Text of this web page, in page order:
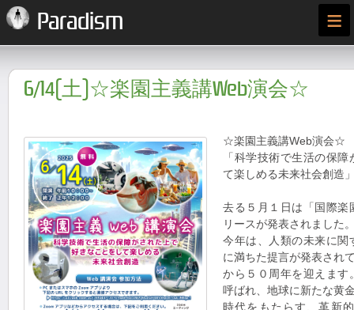
Paradism ≡
6/14(土)☆楽園主義講Web演会☆
☆楽園主義講Web演会☆
「科学技術で生活の保
て楽しめる未来社会創造
去る５月１日は「国際楽
リースが発表されました
今年は、人類の未来に関
に満ちた提言が発表され
から５０周年を迎えます
呼ばれ、地球に新たな黄
時代をもたらす、革新